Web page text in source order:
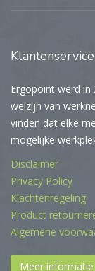
Klantenservice
Ergopoint werd
welzijn van
vinden dat elke
mogelijke
Disclaimer
Privacy Policy
Klachtenregeling
Product
Algemene
Meer informatie